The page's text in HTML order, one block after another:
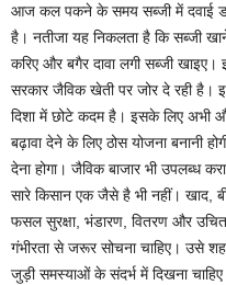
आज कल पकने के समय सब्जी में दवाई
है। नतीजा यह निकलता है कि सब्जी
करिए और बगैर दावा लगी सब्जी
सरकार जैविक खेती पर जोर दे रही है।
दिशा में छोटे कदम है। इसके लिए अभी
बढ़ावा देने के लिए ठोस योजना बनानी
देना होगा। जैविक बाजार भी उपलब्ध
सारे किसान एक जैसे है भी नहीं। खाद,
फसल सुरक्षा, भंडारण, वितरण और
गंभीरता से जरूर सोचना चाहिए। उसे
जुड़ी समस्याओं के संदर्भ में दिखना